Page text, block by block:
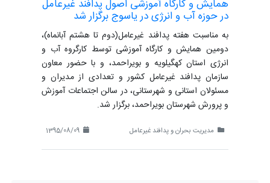
همایش و کارگاه آموزشی اصول پدافند غیرعامل
در حوزه آب و انرژی در یاسوج برگزار شد
به مناسبت هفته پدافند غیرعامل(دوم تا هشتم آبانماه)،
دومین همایش و کارگاه آموزشی توسط کارگروه آب و
انرژی استان کهگیلویه و بویراحمد، و با حضور معاون
سازمان پدافند غیرعامل کشور و تعدادی از مدیران و
مسئولان استانی و شهرستانی، در سالن اجتماعات آموزش
و پرورش شهرستان بویراحمد، برگزار شد.
مدیریت بحران و پدافند غیرعامل